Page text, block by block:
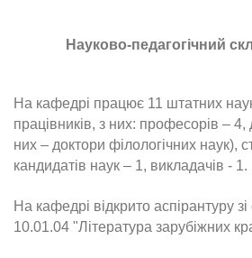
Науково-педагогічний
На кафедрі працює 11 штатних
працівників, з них: професорів – 4,
них – доктори філологічних наук),
кандидатів наук – 1, викладачів - 1.
На кафедрі відкрито аспірантуру зі
10.01.04 "Література зарубіжних